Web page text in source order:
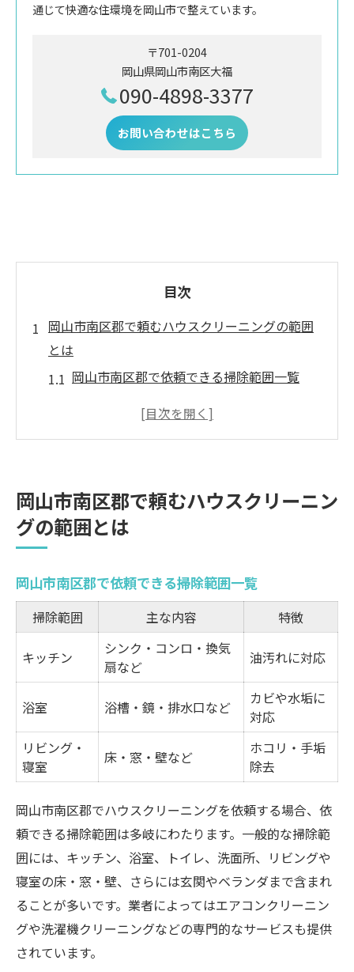
通じて快適な住環境を岡山市で整えています。
〒701-0204
岡山県岡山市南区大福
090-4898-3377
お問い合わせはこちら
目次
岡山市南区郡で頼むハウスクリーニングの範囲
とは
岡山市南区郡で依頼できる掃除範囲一覧
ハウスクリーニングの基本サービス内容を
岡山で人気の掃除範囲の選び方
ハウスクリーニングなら掃除範囲はどこまで可
ハウスクリーニングで対応可能な箇所比較
表
キッチンや浴室など多様な掃除範囲を解説
掃除範囲を広げるオプションサービスとは
どこまで綺麗にしてもらえるのか疑問解消
範囲ごとの所要時間と作業内容
キレイを叶えるハウスクリーニングの秘訣
効率アップする掃除範囲の選び方
満足度を高めるハウスクリーニング活用法
掃除範囲別おすすめ清掃テクニック
仕上がりに差が出るポイントを解説
賃貸でのハウスクリーニング掃除範囲を納得解
説
賃貸物件で依頼できる掃除範囲まとめ
岡山市南区郡で頼むハウスクリーニン
グの範囲とは
岡山市南区郡で依頼できる掃除範囲一覧
掃除範囲 主な内容 特徴
キッチン
シンク・コンロ・換気
扇など
油汚れに対応
浴室 浴槽・鏡・排水口など
カビや水垢に
対応
リビング・
寝室
床・窓・壁など
ホコリ・手垢
除去
岡山市南区郡でハウスクリーニングを依頼する場合、依
頼できる掃除範囲は多岐にわたります。一般的な掃除範
囲には、キッチン、浴室、トイレ、洗面所、リビングや
寝室の床・窓・壁、さらには玄関やベランダまで含まれ
ることが多いです。業者によってはエアコンクリーニン
グや洗濯機クリーニングなどの専門的なサービスも提供
されています。